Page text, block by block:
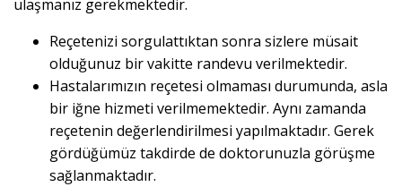
ulaşmanız gerekmektedir.
Reçetenizi sorgulattıktan sonra sizlere müsait
olduğunuz bir vakitte randevu verilmektedir.
Hastalarımızın reçetesi olmaması durumunda, asla
bir iğne hizmeti verilmemektedir. Aynı zamanda
reçetenin değerlendirilmesi yapılmaktadır. Gerek
gördüğümüz takdirde de doktorunuzla görüşme
sağlanmaktadır.